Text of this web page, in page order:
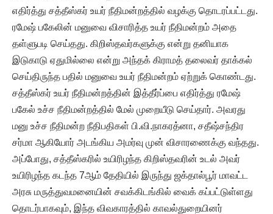
எதிர்த்து சத்தீஸ்கர் உயர் நீதிமன்றத்தில் வழக்கு தொடரப்பட்டது.
ரமேஷ் பகேலின் மனுவை விசாரித்த உயர் நீதிமன்றம் அதை
தள்ளுபடி செய்தது. கிறிஸ்தவர்களுக்கு என்று தனியாக
இடுகாடு ஏதுமில்லை என்று அந்தக் கிராமத் தலைவர் தாக்கல்
செய்திருந்த பதில் மனுவை உயர் நீதிமன்றம் ஏற்றுக் கொண்டது.
சத்தீஸ்கர் உயர் நீதிமன்றத்தின் இத்தீர்ப்பை எதிர்த்து ரமேஷ்
பகேல் உச்ச நீதிமன்றத்தில் மேல் முறையீடு செய்தார். அவரது
மனு உச்ச நீதிமன்ற நீதிபதிகள் பி.வி.நாகரத்னா, சதீஷ்சந்திர
சர்மா ஆகியோர் அடங்கிய அமர்வு முன் விசாரணைக்கு வந்தது.
அப்போது, சத்தீஸ்கரில் உயிரிழந்த கிறிஸ்தவரின் உடல் அவர்
உயிரிழந்த கடந்த 7ஆம் தேதியில் இருந்து ஜக்தால்பூர் மாவட்ட
அரசு மருத்துவமனையின் சவக்கிடங்கில் வைக் கப்பட்டுள்ளது
தொடர்பாகவும், இந்த விவகாரத்தில் காவல்துறையினர்